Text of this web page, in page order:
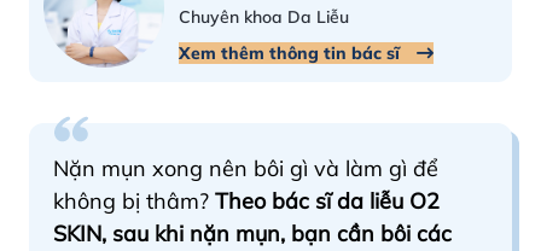
Chuyên khoa Da Liễu
Xem thêm thông tin bác sĩ
Nặn mụn xong nên bôi gì và làm gì để
không bị thâm? Theo bác sĩ da liễu O2
SKIN, sau khi nặn mụn, bạn cần bôi các